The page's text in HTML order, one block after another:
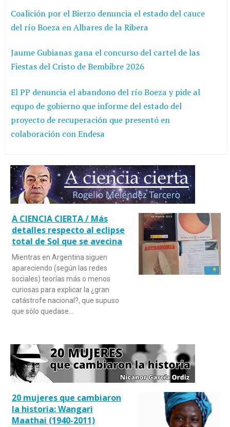
Coalición por el Bierzo denuncia el estado del cauce
del río Boeza en Albares de la Ribera
Jaume Gubianas gana el concurso del cartel de las
Fiestas del Cristo de Bembibre 2026
El PP denuncia el abandono del río Boeza y pide al
equpo de gobierno que informe del estado del
proyecto de recuperación que presentó en
colaboración con Endesa
A CIENCIA CIERTA / Más
detalles respecto al eclipse
total de Sol que se avecina
Mientras en Argentina siguen
apareciendo (según las redes
sociales) teorías más o menos
curiosas para explicar la ¿gran
catástrofe nacional?, que supuso
que sólo quedase…
20 mujeres que cambiaron
la historia: Wangari
Maathai (1940-2011)